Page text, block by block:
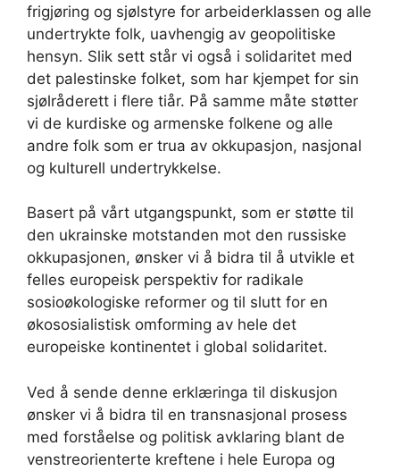
frigjøring og sjølstyre for arbeiderklassen og alle
undertrykte folk, uavhengig av geopolitiske
hensyn. Slik sett står vi også i solidaritet med
det palestinske folket, som har kjempet for sin
sjølråderett i flere tiår. På samme måte støtter
vi de kurdiske og armenske folkene og alle
andre folk som er trua av okkupasjon, nasjonal
og kulturell undertrykkelse.
Basert på vårt utgangspunkt, som er støtte til
den ukrainske motstanden mot den russiske
okkupasjonen, ønsker vi å bidra til å utvikle et
felles europeisk perspektiv for radikale
sosioøkologiske reformer og til slutt for en
økososialistisk omforming av hele det
europeiske kontinentet i global solidaritet.
Ved å sende denne erklæringa til diskusjon
ønsker vi å bidra til en transnasjonal prosess
med forståelse og politisk avklaring blant de
venstreorienterte kreftene i hele Europa og